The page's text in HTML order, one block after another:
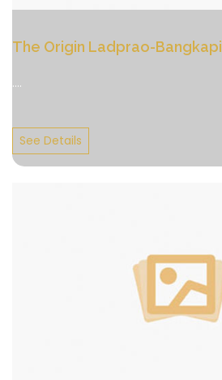
The Origin Ladprao-Bangkapi
....
See Details